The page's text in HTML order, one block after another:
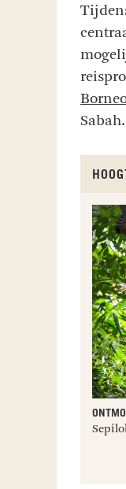
Sabah.